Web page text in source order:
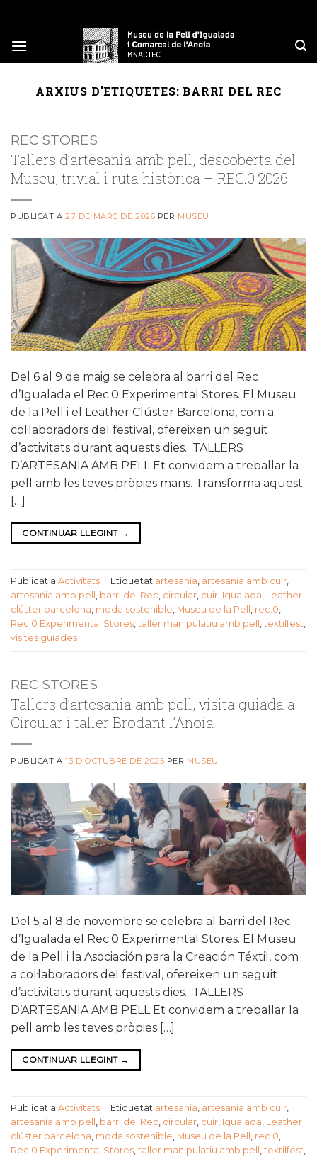
content
ARXIUS D'ETIQUETES: BARRI DEL REC
REC STORES
Tallers d’artesania amb pell, descoberta del
Museu, trivial i ruta històrica – REC.0 2026
PUBLICAT A27 DE MARÇ DE 2026 PER MUSEU
Del 6 al 9 de maig se celebra al barri del Rec
d’Igualada el Rec.0 Experimental Stores. El Museu
de la Pell i el Leather Clúster Barcelona, com a
col·laboradors del festival, ofereixen un seguit
d’activitats durant aquests dies. TALLERS
D’ARTESANIA AMB PELL Et convidem a treballar la
pell amb les teves pròpies mans. Transforma aquest
[…]
CONTINUAR LLEGINT →
Publicat a Activitats Etiquetat artesania, artesania amb cuir,
artesania amb pell , barri del Rec, circular, cuir, Igualada, Leather
clúster barcelona, moda sostenible, Museu de la Pell , rec.0,
Rec.0 Experimental Stores, taller manipulatiu amb pell , textilfest,
visites guiades
REC STORES
Tallers d’artesania amb pell, visita guiada a
Circular i taller Brodant l’Anoia
PUBLICAT A13 D'OCTUBRE DE 2025 PER MUSEU
Del 5 al 8 de novembre se celebra al barri del Rec
d’Igualada el Rec.0 Experimental Stores. El Museu
de la Pell i la Asociación para la Creación Téxtil, com
a col·laboradors del festival, ofereixen un seguit
d’activitats durant aquests dies. TALLERS
D’ARTESANIA AMB PELL Et convidem a treballar la
pell amb les teves pròpies […]
CONTINUAR LLEGINT →
Publicat a Activitats Etiquetat artesania, artesania amb cuir,
artesania amb pell , barri del Rec, circular, cuir, Igualada, Leather
clúster barcelona, moda sostenible, Museu de la Pell , rec.0,
Rec.0 Experimental Stores, taller manipulatiu amb pell , textilfest,